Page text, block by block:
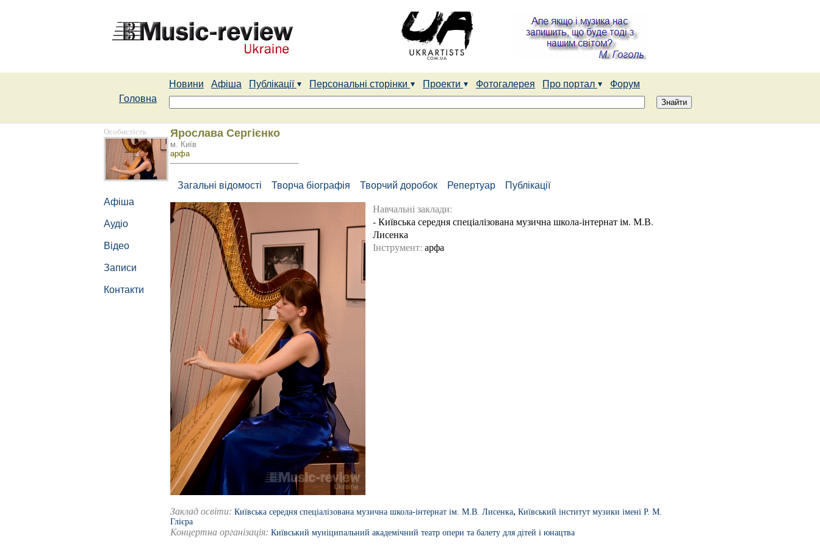
Новини Афіша Публікації Персональні сторінки Проекти Фотогалерея Про портал
Форум
Головна
Особистість
Афіша
Аудіо
Відео
Записи
Контакти
Ярослава Сергієнко
м. Київ
арфа
Загальні відомості Творча біографія Творчий доробок Репертуар Публікації
Навчальні заклади:
-Київська середня спеціалізована музична школа-інтернат ім. М.В.
Лисенка
Інструмент: арфа
Заклад освіти: Київська середня спеціалізована музична школа-інтернат ім. М.В. Лисенка, Київський інститут музики імені Р. М.
Глієра
Концертна організація: Київський муніципальний академічний театр опери та балету для дітей і юнацтва